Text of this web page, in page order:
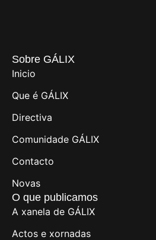
Sobre GÁLIX
Inicio
Que é GÁLIX
Directiva
Comunidade GÁLIX
Contacto
Novas
O que publicamos
A xanela de GÁLIX
Actos e xornadas